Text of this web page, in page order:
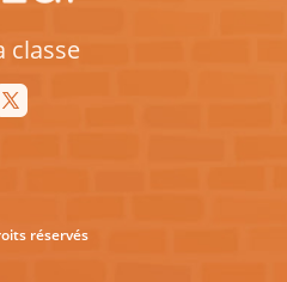
classe
réservés